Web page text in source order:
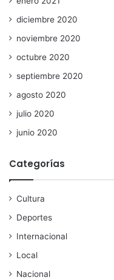
diciembre 2020
noviembre 2020
octubre 2020
septiembre 2020
agosto 2020
julio 2020
junio 2020
Categorías
Cultura
Deportes
Internacional
Local
Nacional